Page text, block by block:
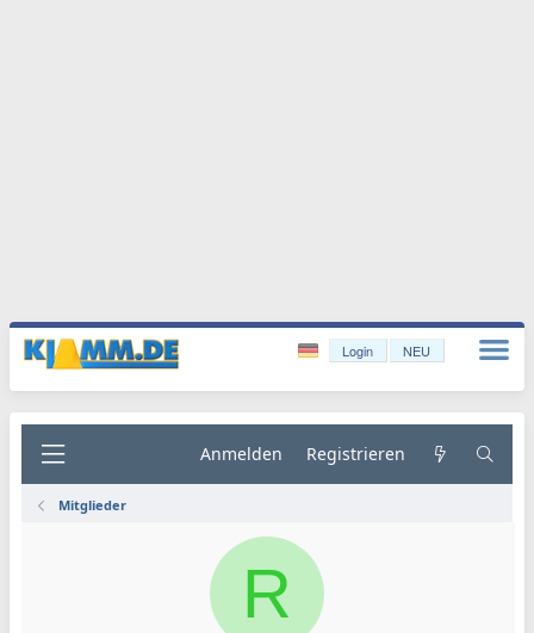
Login NEU
Anmelden Registrieren
Mitglieder
R